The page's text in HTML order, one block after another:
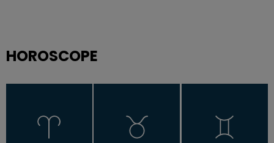
HOROSCOPE